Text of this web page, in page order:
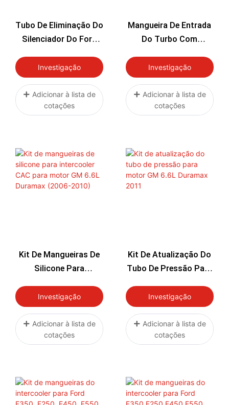
Tubo De Eliminação Do
Silenciador Do Ford
Investigação
Adicionar à lista de
cotações
Mangueira De Entrada
Do Turbo Com
Para Intercooler Do
Lado Quente Do
Holden Colorado 2.8L
2012-2013
Investigação
Adicionar à lista de
cotações
Kit De Mangueiras De
Silicone Para
Motor GM 6.6L
Duramax (2006-2010)
Investigação
Adicionar à lista de
cotações
Kit De Atualização Do
Tubo De Pressão Para
Duramax 2011
Investigação
Adicionar à lista de
cotações